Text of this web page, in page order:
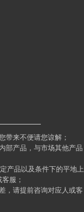
带来不便请您谅解；
部产品，与市场其他产品
产品以及条件下的平地上
服；
，请提前咨询对应人或客